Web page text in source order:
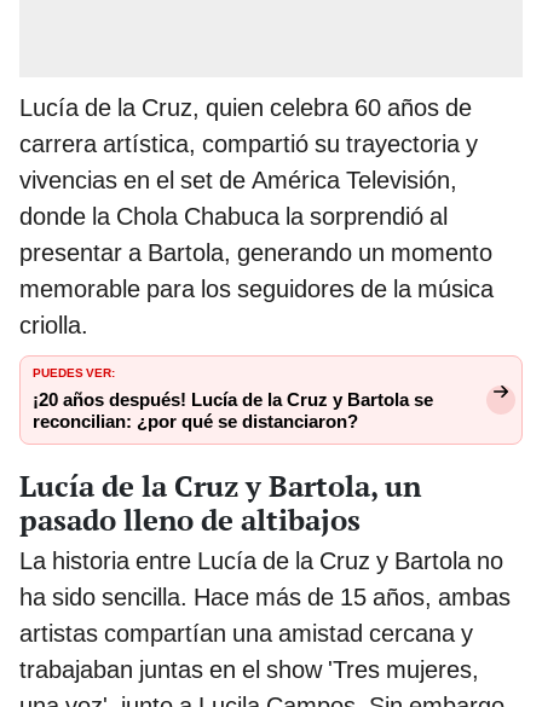
Lucía de la Cruz, quien celebra 60 años de
carrera artística, compartió su trayectoria y
vivencias en el set de América Televisión,
donde la Chola Chabuca la sorprendió al
presentar a Bartola, generando un momento
memorable para los seguidores de la música
criolla.
PUEDES VER:
¡20 años después! Lucía de la Cruz y Bartola se
reconcilian: ¿por qué se distanciaron?
Lucía de la Cruz y Bartola, un
pasado lleno de altibajos
La historia entre Lucía de la Cruz y Bartola no
ha sido sencilla. Hace más de 15 años, ambas
artistas compartían una amistad cercana y
trabajaban juntas en el show 'Tres mujeres,